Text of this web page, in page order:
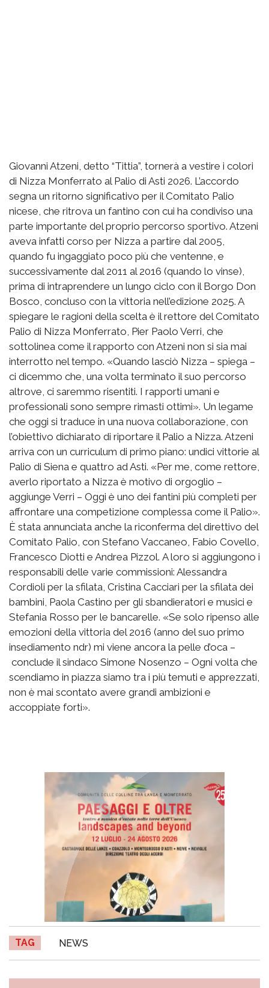
Giovanni Atzeni, detto “Tittia”, tornerà a vestire i colori
di Nizza Monferrato al Palio di Asti 2026. L’accordo
segna un ritorno significativo per il Comitato Palio
nicese, che ritrova un fantino con cui ha condiviso una
parte importante del proprio percorso sportivo. Atzeni
aveva infatti corso per Nizza a partire dal 2005,
quando fu ingaggiato poco più che ventenne, e
successivamente dal 2011 al 2016 (quando lo vinse),
prima di intraprendere un lungo ciclo con il Borgo Don
Bosco, concluso con la vittoria nell’edizione 2025. A
spiegare le ragioni della scelta è il rettore del Comitato
Palio di Nizza Monferrato, Pier Paolo Verri, che
sottolinea come il rapporto con Atzeni non si sia mai
interrotto nel tempo. «Quando lasciò Nizza – spiega –
ci dicemmo che, una volta terminato il suo percorso
altrove, ci saremmo risentiti. I rapporti umani e
professionali sono sempre rimasti ottimi». Un legame
che oggi si traduce in una nuova collaborazione, con
l’obiettivo dichiarato di riportare il Palio a Nizza. Atzeni
arriva con un curriculum di primo piano: undici vittorie al
Palio di Siena e quattro ad Asti. «Per me, come rettore,
averlo riportato a Nizza è motivo di orgoglio –
aggiunge Verri – Oggi è uno dei fantini più completi per
affrontare una competizione complessa come il Palio».
È stata annunciata anche la riconferma del direttivo del
Comitato Palio, con Stefano Vaccaneo, Fabio Covello,
Francesco Diotti e Andrea Pizzol. A loro si aggiungono i
responsabili delle varie commissioni: Alessandra
Cordioli per la sfilata, Cristina Cacciari per la sfilata dei
bambini, Paola Castino per gli sbandieratori e musici e
Stefania Rosso per le bancarelle. «Se solo ripenso alle
emozioni della vittoria del 2016 (anno del suo primo
insediamento ndr) mi viene ancora la pelle d’oca –
conclude il sindaco Simone Nosenzo – Ogni volta che
scendiamo in piazza siamo tra i più temuti e apprezzati,
non è mai scontato avere grandi ambizioni e
accoppiate forti».
TAG NEWS